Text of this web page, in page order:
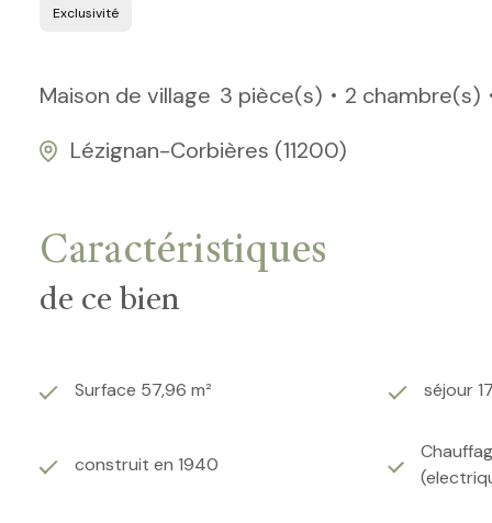
Exclusivité
Maison de village 3 pièce(s) 2 chambre(s)
Lézignan-Corbières (11200)
Caractéristiques
de ce bien
Surface 57,96 m² séjour
construit en 1940